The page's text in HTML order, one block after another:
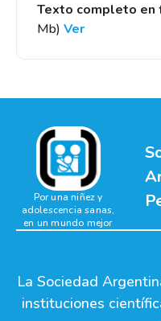
Texto completo en
Mb) Ver
Por una niñez y
adolescencia sanas,
en un mundo mejor
La Sociedad
instituciones